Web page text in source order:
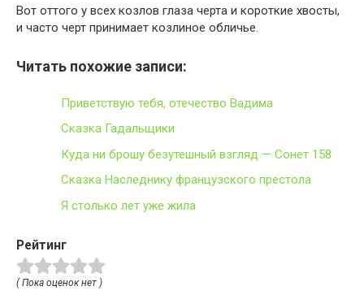
Вот оттого у всех козлов глаза черта и короткие хвосты,
и часто черт принимает козлиное обличье.
Читать похожие записи:
Приветствую тебя, отечество Вадима
Сказка Гадальщики
Куда ни брошу безутешный взгляд — Сонет 158
Сказка Наследнику французского престола
Я столько лет уже жила
Рейтинг
( Пока оценок нет )